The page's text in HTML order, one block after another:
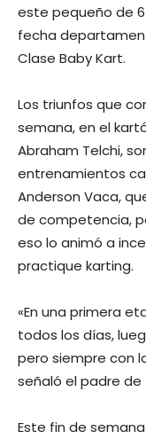
este pequeño de
fecha
Clase Baby Kart.
Los triunfos que
semana, en el
Abraham Telchi,
entrenamientos
Anderson Vaca,
de competencia,
eso lo animó a
practique karting.
«En una primera
todos los días,
pero siempre con
señaló el padre de
Este fin de